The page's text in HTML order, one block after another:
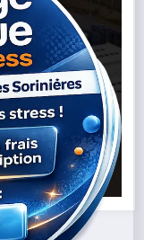
, Énergie
,Port De Nantes